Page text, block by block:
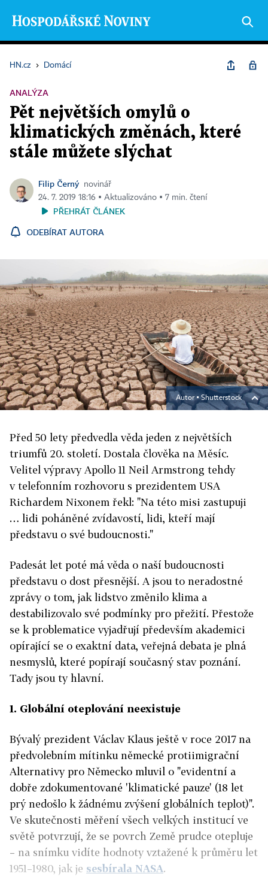
HN.cz › Domácí
ANALÝZA
Pět největších omylů o
klimatických změnách, které
stále můžete slýchat
Filip Černý
novinář
24. 7. 2019 18:16 ▪ Aktualizováno ▪ 7 min. čtení
PŘEHRÁT ČLÁNEK
ODEBÍRAT AUTORA
Autor ▪Shutterstock
Před 50 lety předvedla věda jeden z největších
triumfů 20. století. Dostala člověka na Měsíc.
Velitel výpravy Apollo 11 Neil Armstrong tehdy
v telefonním rozhovoru s prezidentem USA
Richardem Nixonem řekl: "Na této misi zastupuji
… lidi poháněné zvídavostí, lidi, kteří mají
představu o své budoucnosti."
Padesát let poté má věda o naší budoucnosti
představu o dost přesnější. A jsou to neradostné
zprávy o tom, jak lidstvo změnilo klima a
destabilizovalo své podmínky pro přežití. Přestože
se k problematice vyjadřují především akademici
opírající se o exaktní data, veřejná debata je plná
nesmyslů, které popírají současný stav poznání.
Tady jsou ty hlavní.
1. Globální oteplování neexistuje
Bývalý prezident Václav Klaus ještě v roce 2017 na
předvolebním mítinku německé protiimigrační
Alternativy pro Německo mluvil o "evidentní a
dobře zdokumentované 'klimatické pauze' (18 let
prý nedošlo k žádnému zvýšení globálních teplot)".
Ve skutečnosti měření všech velkých institucí ve
světě potvrzují, že se povrch Země prudce otepluje
– na snímku vidíte hodnoty vztažené k průměru let
1951–1980, jak je sesbírala NASA.